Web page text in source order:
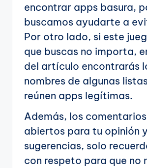
encontrar apps basura,
buscamos ayudarte a
Por otro lado, si este
que buscas no importa,
del artículo encontrarás
nombres de algunas
reúnen apps legítimas.
Además, los
abiertos para tu opinión y
sugerencias, solo
con respeto para que no